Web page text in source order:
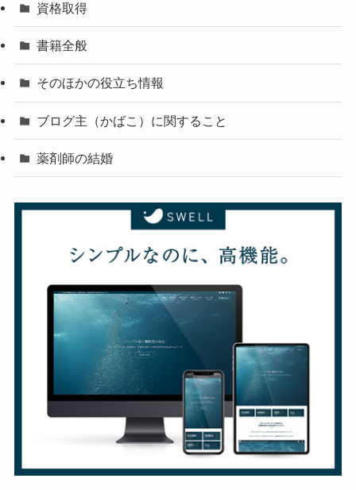
資格取得
書籍全般
そのほかの役立ち情報
ブログ主（かばこ）に関すること
薬剤師の結婚